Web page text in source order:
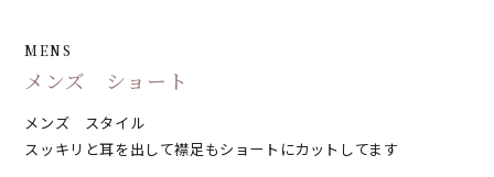
MENS
メンズ ショート
メンズ スタイル
スッキリと耳を出して襟足もショートにカットしてます